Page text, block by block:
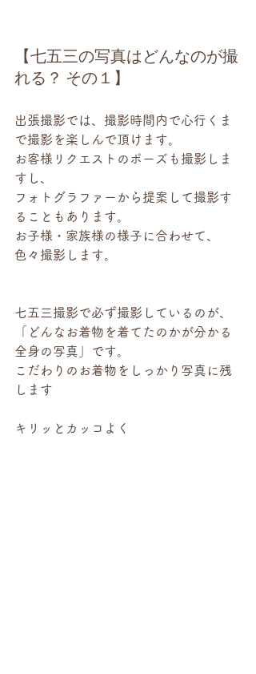
【七五三の写真はどんなのが撮
れる？ その１】
出張撮影では、撮影時間内で心行くま
で撮影を楽しんで頂けます。
お客様リクエストのポーズも撮影しま
すし、
フォトグラファーから提案して撮影す
ることもあります。
お子様・家族様の様子に合わせて、
色々撮影します。
七五三撮影で必ず撮影しているのが、
「どんなお着物を着てたのかが分かる
全身の写真」です。
こだわりのお着物をしっかり写真に残
します
キリッとカッコよく